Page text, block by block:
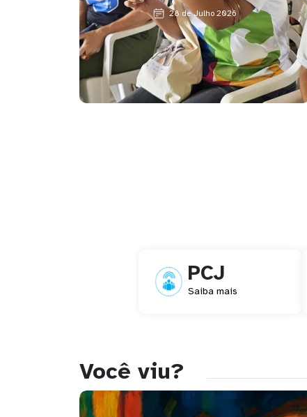
28 de Julho 2026
PCJ
Saiba mais
Você viu?